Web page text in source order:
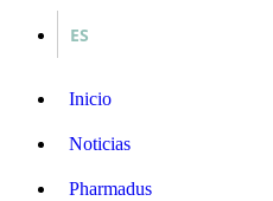
ES
Inicio
Noticias
Pharmadus